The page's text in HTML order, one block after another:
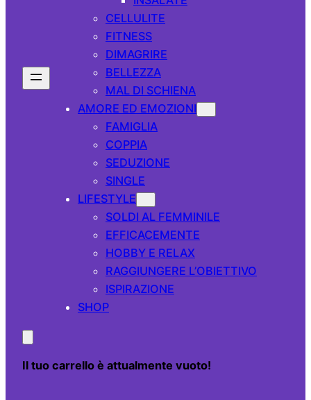
CELLULITE
FITNESS
DIMAGRIRE
BELLEZZA
MAL DI SCHIENA
AMORE ED EMOZIONI
FAMIGLIA
COPPIA
SEDUZIONE
SINGLE
LIFESTYLE
SOLDI AL FEMMINILE
EFFICACEMENTE
HOBBY E RELAX
RAGGIUNGERE L’OBIETTIVO
ISPIRAZIONE
SHOP
Il tuo carrello è attualmente vuoto!